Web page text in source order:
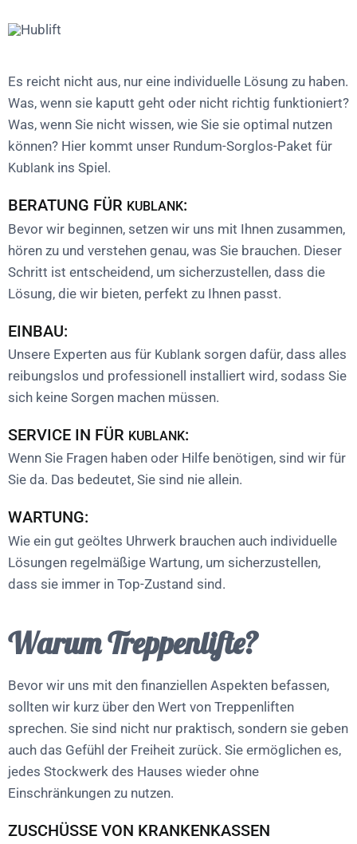
Es reicht nicht aus, nur eine individuelle Lösung zu haben.
Was, wenn sie kaputt geht oder nicht richtig funktioniert?
Was, wenn Sie nicht wissen, wie Sie sie optimal nutzen
können? Hier kommt unser Rundum-Sorglos-Paket für
Kublank ins Spiel.
BERATUNG FÜR KUBLANK:
Bevor wir beginnen, setzen wir uns mit Ihnen zusammen,
hören zu und verstehen genau, was Sie brauchen. Dieser
Schritt ist entscheidend, um sicherzustellen, dass die
Lösung, die wir bieten, perfekt zu Ihnen passt.
EINBAU:
Unsere Experten aus für Kublank sorgen dafür, dass alles
reibungslos und professionell installiert wird, sodass Sie
sich keine Sorgen machen müssen.
SERVICE IN FÜR KUBLANK:
Wenn Sie Fragen haben oder Hilfe benötigen, sind wir für
Sie da. Das bedeutet, Sie sind nie allein.
WARTUNG:
Wie ein gut geöltes Uhrwerk brauchen auch individuelle
Lösungen regelmäßige Wartung, um sicherzustellen,
dass sie immer in Top-Zustand sind.
Warum Treppenlifte?
Bevor wir uns mit den finanziellen Aspekten befassen,
sollten wir kurz über den Wert von Treppenliften
sprechen. Sie sind nicht nur praktisch, sondern sie geben
auch das Gefühl der Freiheit zurück. Sie ermöglichen es,
jedes Stockwerk des Hauses wieder ohne
Einschränkungen zu nutzen.
ZUSCHÜSSE VON KRANKENKASSEN